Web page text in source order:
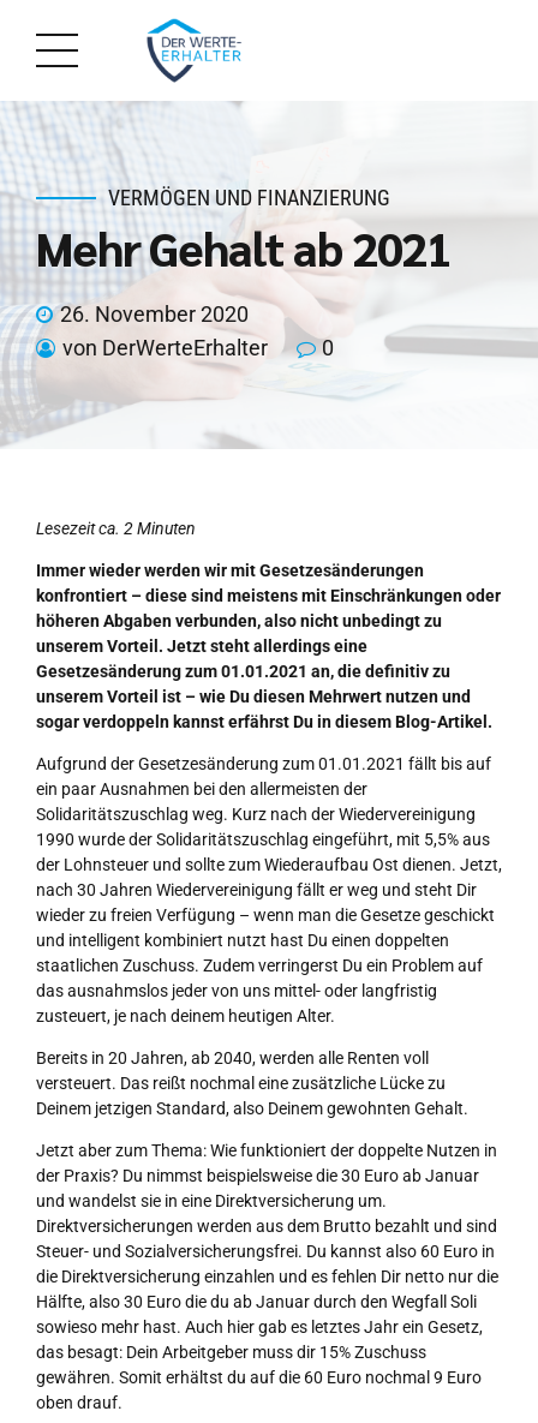
VERMÖGEN UND FINANZIERUNG
Mehr Gehalt ab 2021
26. November 2020
von DerWerteErhalter
0
Lesezeit ca. 2 Minuten
Immer wieder werden wir mit Gesetzesänderungen
konfrontiert – diese sind meistens mit Einschränkungen oder
höheren Abgaben verbunden, also nicht unbedingt zu
unserem Vorteil. Jetzt steht allerdings eine
Gesetzesänderung zum 01.01.2021 an, die definitiv zu
unserem Vorteil ist – wie Du diesen Mehrwert nutzen und
sogar verdoppeln kannst erfährst Du in diesem Blog-Artikel.
Aufgrund der Gesetzesänderung zum 01.01.2021 fällt bis auf
ein paar Ausnahmen bei den allermeisten der
Solidaritätszuschlag weg. Kurz nach der Wiedervereinigung
1990 wurde der Solidaritätszuschlag eingeführt, mit 5,5% aus
der Lohnsteuer und sollte zum Wiederaufbau Ost dienen. Jetzt,
nach 30 Jahren Wiedervereinigung fällt er weg und steht Dir
wieder zu freien Verfügung – wenn man die Gesetze geschickt
und intelligent kombiniert nutzt hast Du einen doppelten
staatlichen Zuschuss. Zudem verringerst Du ein Problem auf
das ausnahmslos jeder von uns mittel- oder langfristig
zusteuert, je nach deinem heutigen Alter.
Bereits in 20 Jahren, ab 2040, werden alle Renten voll
versteuert. Das reißt nochmal eine zusätzliche Lücke zu
Deinem jetzigen Standard, also Deinem gewohnten Gehalt.
Jetzt aber zum Thema: Wie funktioniert der doppelte Nutzen in
der Praxis? Du nimmst beispielsweise die 30 Euro ab Januar
und wandelst sie in eine Direktversicherung um.
Direktversicherungen werden aus dem Brutto bezahlt und sind
Steuer- und Sozialversicherungsfrei. Du kannst also 60 Euro in
die Direktversicherung einzahlen und es fehlen Dir netto nur die
Hälfte, also 30 Euro die du ab Januar durch den Wegfall Soli
sowieso mehr hast. Auch hier gab es letztes Jahr ein Gesetz,
das besagt: Dein Arbeitgeber muss dir 15% Zuschuss
gewähren. Somit erhältst du auf die 60 Euro nochmal 9 Euro
oben drauf.